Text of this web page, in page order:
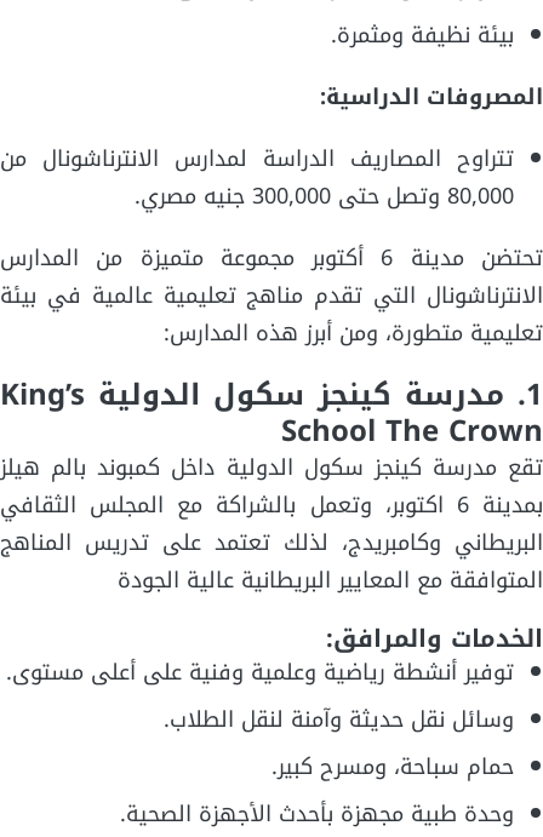
بيئة نظيفة ومثمرة.
المصروفات الدراسية:
تتراوح المصاريف الدراسة لمدارس الانترناشونال من
80,000 وتصل حتى 300,000 جنيه مصري.
تحتضن مدينة 6 أكتوبر مجموعة متميزة من المدارس
الانترناشونال التي تقدم مناهج تعليمية عالمية في بيئة
تعليمية متطورة، ومن أبرز هذه المدارس:
1. مدرسة كينجز سكول الدولية King’s
School The Crown
تقع مدرسة كينجز سكول الدولية داخل كمبوند بالم هيلز
بمدينة 6 اكتوبر، وتعمل بالشراكة مع المجلس الثقافي
البريطاني وكامبريدج، لذلك تعتمد على تدريس المناهج
المتوافقة مع المعايير البريطانية عالية الجودة
الخدمات والمرافق:
توفير أنشطة رياضية وعلمية وفنية على أعلى مستوى.
وسائل نقل حديثة وآمنة لنقل الطلاب.
حمام سباحة، ومسرح كبير.
وحدة طبية مجهزة بأحدث الأجهزة الصحية.